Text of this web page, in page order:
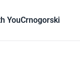
YouCrnogorski